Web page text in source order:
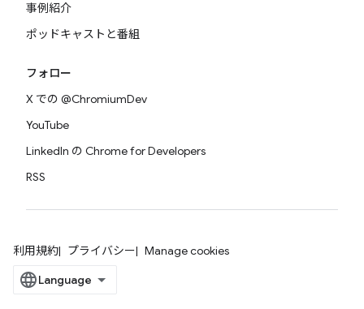
事例紹介
ポッドキャストと番組
フォロー
X での @ChromiumDev
YouTube
LinkedIn の Chrome for Developers
RSS
利用規約 プライバシー Manage cookies